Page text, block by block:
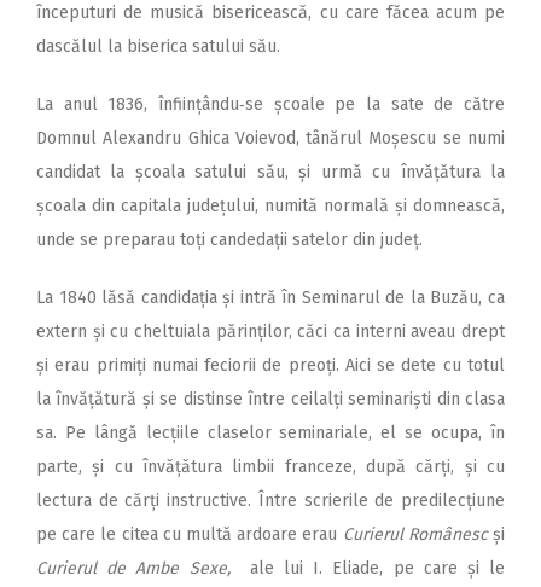
începuturi de musică bisericească, cu care făcea acum pe
dascălul la biserica satului său.
La anul 1836, înființându‑se școale pe la sate de către
Domnul Alexandru Ghica Voievod, tânărul Moșescu se numi
candidat la școala satului său, și urmă cu învățătura la
școala din capitala județului, numită normală și domnească,
unde se preparau toți candedații satelor din județ.
La 1840 lăsă candidația și intră în Seminarul de la Buzău, ca
extern și cu cheltuiala părinților, căci ca interni aveau drept
și erau primiți numai feciorii de preoți. Aici se dete cu totul
la învățătură și se distinse între ceilalți se­minariști din clasa
sa. Pe lângă lecțiile claselor seminariale, el se ocupa, în
parte, și cu învățătura limbii franceze, după cărți, și cu
lectura de cărți instructive. Între scrierile de predilecțiune
pe care le citea cu multă ardoare erau Curierul Românescși
Curierul de Ambe Sexe,
ale lui I. Eliade, pe care și le